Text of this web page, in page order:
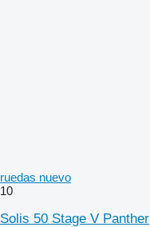
ruedas nuevo
10
Solis 50 Stage V Panther